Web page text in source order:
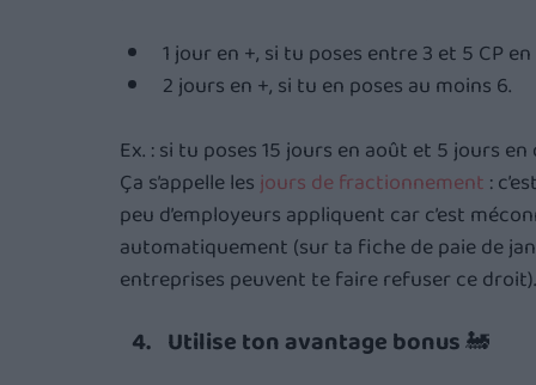
1 jour en +, si tu poses entre 3 et 5 CP
2 jours en +, si tu en poses au moins 6.
Ex. : si tu poses 15 jours en août et 5 jours
Ça s’appelle les jours de fractionnement :
peu d’employeurs appliquent car c’est
automatiquement (sur ta fiche de paie de
entreprises peuvent te faire refuser ce droit).
Utilise ton avantage bonus 🚂